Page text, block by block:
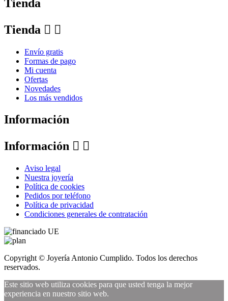
Tienda
Tienda  
Envío gratis
Formas de pago
Mi cuenta
Ofertas
Novedades
Los más vendidos
Información
Información  
Aviso legal
Nuestra joyería
Política de cookies
Pedidos por teléfono
Política de privacidad
Condiciones generales de contratación
Copyright © Joyería Antonio Cumplido. Todos los derechos
reservados.
Este sitio web utiliza cookies para que usted tenga la mejor
experiencia en nuestro sitio web.